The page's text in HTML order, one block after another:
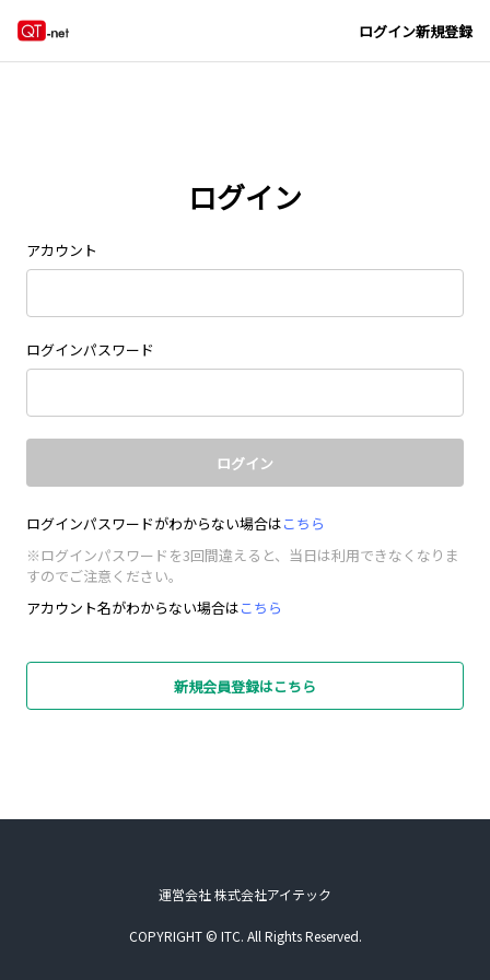
ログイン新規登録
ログイン
アカウント
ログインパスワード
ログイン
ログインパスワードがわからない場合はこちら
※ログインパスワードを3回間違えると、当日は利用できなくなりま
すのでご注意ください。
アカウント名がわからない場合はこちら
新規会員登録はこちら
運営会社 株式会社アイテック
COPYRIGHT © ITC. All Rights Reserved.